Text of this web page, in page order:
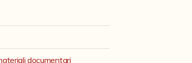
documentari